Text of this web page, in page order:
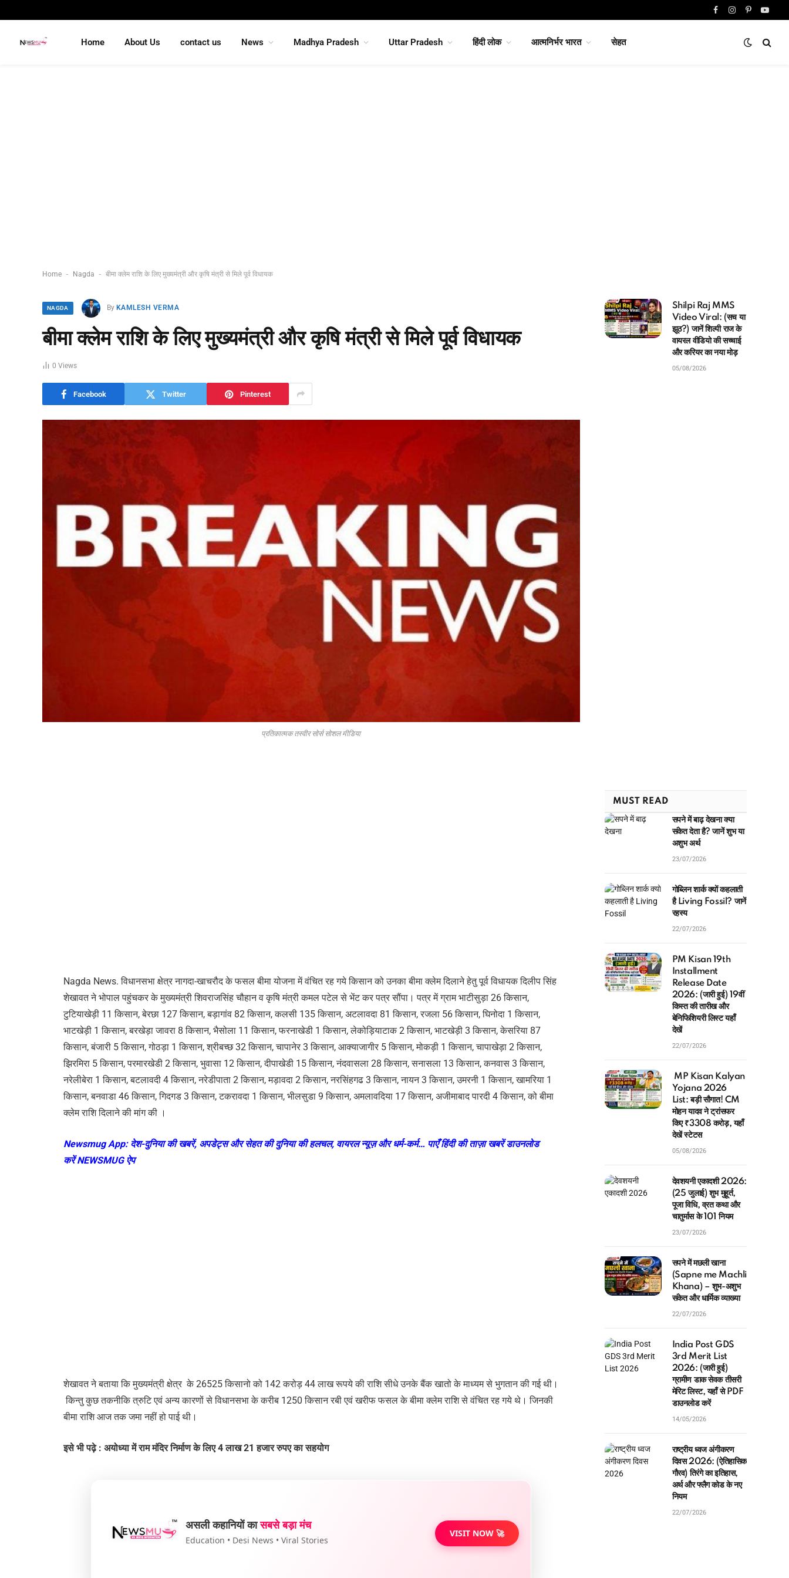
FacebookInstagram
Pinterest
Home About Us contact us News Madhya Pradesh Uttar Pradesh हिंदी लोक आत्मनिर्भर भारत सेहत
Home - Nagda - बीमा क्लेम राशि के लिए मुख्यमंत्री और कृषि मंत्री से मिले पूर्व विधायक
NAGDA By KAMLESH VERMA
बीमा क्लेम राशि के लिए मुख्यमंत्री और कृषि मंत्री से मिले पूर्व विधायक
0 Views
Facebook Twitter Pinterest
प्रतिकात्मक तस्वीर सोर्स सोशल मीडिया
Nagda News. विधानसभा क्षेत्र नागदा-खाचरौद के फसल बीमा योजना में वंचित रह गये किसान को उनका बीमा क्लेम दिलाने हेतु पूर्व विधायक दिलीप सिंह
शेखावत ने भोपाल पहुंचकर के मुख्यमंत्री शिवराजसिंह चौहान व कृषि मंत्री कमल पटेल से भेंट कर पत्र सौंपा। पत्र में ग्राम भाटीसुड़ा 26 किसान,
टुटियाखेड़ी 11 किसान, बेरछा 127 किसान, बड़ागांव 82 किसान, कलसी 135 किसान, अटलावदा 81 किसान, रजला 56 किसान, घिनोदा 1 किसान,
भाटखेड़ी 1 किसान, बरखेड़ा जावरा 8 किसान, भैसोला 11 किसान, फरनाखेडी 1 किसान, लेकोड़ियाटाक 2 किसान, भाटखेड़ी 3 किसान, केसरिया 87
किसान, बंजारी 5 किसान, गोठड़ा 1 किसान, श्रीबच्छ 32 किसान, चापानेर 3 किसान, आक्याजागीर 5 किसान, मोकड़ी 1 किसान, चापाखेड़ा 2 किसान,
झिरमिरा 5 किसान, परमारखेडी 2 किसान, भुवासा 12 किसान, दीपाखेडी 15 किसान, नंदवासला 28 किसान, सनासला 13 किसान, कनवास 3 किसान,
नरेलीबेरा 1 किसान, बटलावदी 4 किसान, नरेडीपाता 2 किसान, मड़ावदा 2 किसान, नरसिंहगढ 3 किसान, नायन 3 किसान, उमरनी 1 किसान, खामरिया 1
किसान, बनवाडा 46 किसान, गिदगड 3 किसान, टकरावदा 1 किसान, भीलसुडा 9 किसान, अमलावदिया 17 किसान, अजीमाबाद पारदी 4 किसान, को बीमा
क्लेम राशि दिलाने की मांग की ।
Newsmug App: देश-दुनिया की खबरें, अपडेट्स और सेहत की दुनिया की हलचल, वायरल न्यूज़ और धर्म-कर्म… पाएँ हिंदी की ताज़ा खबरें डाउनलोड
करेंNEWSMUGऐप
शेखावत ने बताया कि मुख्यमंत्री क्षेत्र के 26525 किसानो को 142 करोड़ 44 लाख रूपये की राशि सीधे उनके बैंक खातो के माध्यम से भुगतान की गई थी।
किन्तु कुछ तकनीकि त्रुटि एवं अन्य कारणों से विधानसभा के करीब 1250 किसान रबी एवं खरीफ फसल के बीमा क्लेम राशि से वंचित रह गये थे। जिनकी
बीमा राशि आज तक जमा नहीं हो पाई थी।
इसे भी पढ़े : अयोध्या में राम मंदिर निर्माण के लिए 4 लाख 21 हजार रुपए का सहयोग
असली कहानियों कासबसे बड़ा मंच
Education • Desi News • Viral Stories
VISIT NOW 🚀
Shilpi Raj MMS
Video Viral: (सच या
झूठ?) जानें शिल्पी राज के
वायरल वीडियो की सच्चाई
और करियर का नया मोड़
05/08/2026
MUST READ
सपने में बाढ़ देखना क्या
संकेत देता है? जानें शुभ या
अशुभ अर्थ
23/07/2026
गोब्लिन शार्क क्यों कहलाती
है Living Fossil? जानें
रहस्य
22/07/2026
PM Kisan 19th
Installment
Release Date
2026: (जारी हुई) 19वीं
किस्त की तारीख और
बेनिफिशियरी लिस्ट यहाँ
देखें
22/07/2026
MP Kisan Kalyan
Yojana 2026
List: बड़ी सौगात! CM
मोहन यादव ने ट्रांसफर
किए ₹3308 करोड़, यहाँ
देखें स्टेटस
05/08/2026
देवशयनी एकादशी 2026:
(25 जुलाई) शुभ मुहूर्त,
पूजा विधि, व्रत कथा और
चातुर्मास के 101 नियम
23/07/2026
सपने में मछली खाना
(Sapne me Machli
Khana) – शुभ-अशुभ
संकेत और धार्मिक व्याख्या
22/07/2026
India Post GDS
3rd Merit List
2026: (जारी हुई)
ग्रामीण डाक सेवक तीसरी
मेरिट लिस्ट, यहाँ से PDF
डाउनलोड करें
14/05/2026
राष्ट्रीय ध्वज अंगीकरण
दिवस 2026: (ऐतिहासिक
गौरव) तिरंगे का इतिहास,
अर्थ और फ्लैग कोड के नए
नियम
22/07/2026